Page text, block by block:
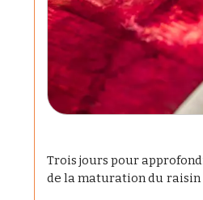
Trois jours pour
de la maturation du raisin